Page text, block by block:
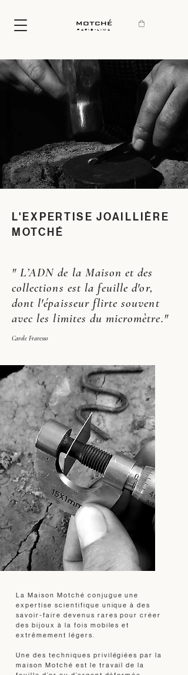
motché
paris-lima
L'EXPERTISE JOAILLIÈRE
MOTCHÉ
" L’ADN de la Maison et des
collections est la feuille d'or,
dont l'épaisseur flirte souvent
avec les limites du micromètre."
Carole Fraresso
La Maison Motché conjugue une
expertise scientifique unique à des
savoir-faire devenus rares pour créer
des bijoux à la fois mobiles et
extrêmement légers.
Une des techniques privilégiées par la
maison Motché est le travail de la